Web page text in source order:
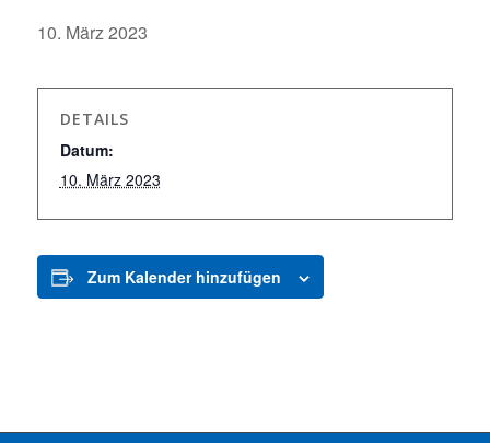
10. März 2023
DETAILS
Datum:
10. März 2023
Zum Kalender hinzufügen